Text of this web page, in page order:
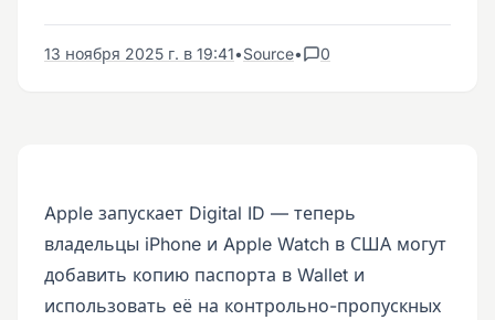
13 ноября 2025 г. в 19:41•Source• 0
Apple запускает Digital ID — теперь
владельцы iPhone и Apple Watch в США могут
добавить копию паспорта в Wallet и
использовать её на контрольно-пропускных